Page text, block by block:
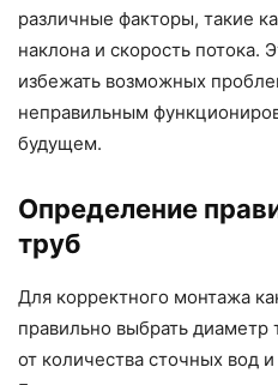
различные факторы, такие
наклона и скорость потока.
избежать возможных
неправильным
будущем.
Определение
труб
Для корректного монтажа
правильно выбрать диаметр
от количества сточных вод